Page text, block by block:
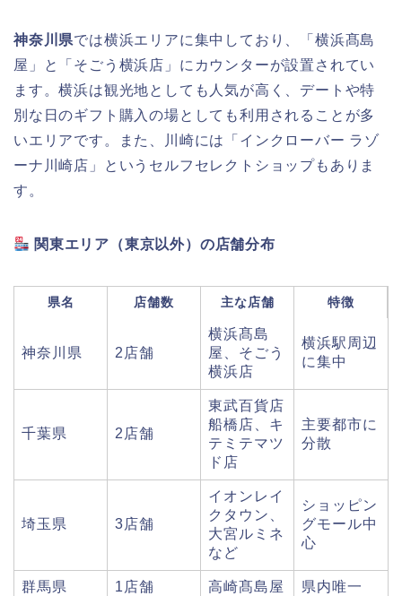
神奈川県では横浜エリアに集中しており、「横浜髙島
屋」と「そごう横浜店」にカウンターが設置されてい
ます。横浜は観光地としても人気が高く、デートや特
別な日のギフト購入の場としても利用されることが多
いエリアです。また、川崎には「インクローバー ラゾ
ーナ川崎店」というセルフセレクトショップもありま
す。
関東エリア（東京以外）の店舗分布
県名 店舗数 主な店舗 特徴
神奈川県 2店舗
横浜髙島
屋、そごう
横浜店
横浜駅周辺
に集中
千葉県 2店舗
東武百貨店
船橋店、キ
テミテマツ
ド店
主要都市に
分散
埼玉県 3店舗
イオンレイ
クタウン、
大宮ルミネ
など
ショッピン
グモール中
心
群馬県 1店舗 高崎髙島屋 県内唯一